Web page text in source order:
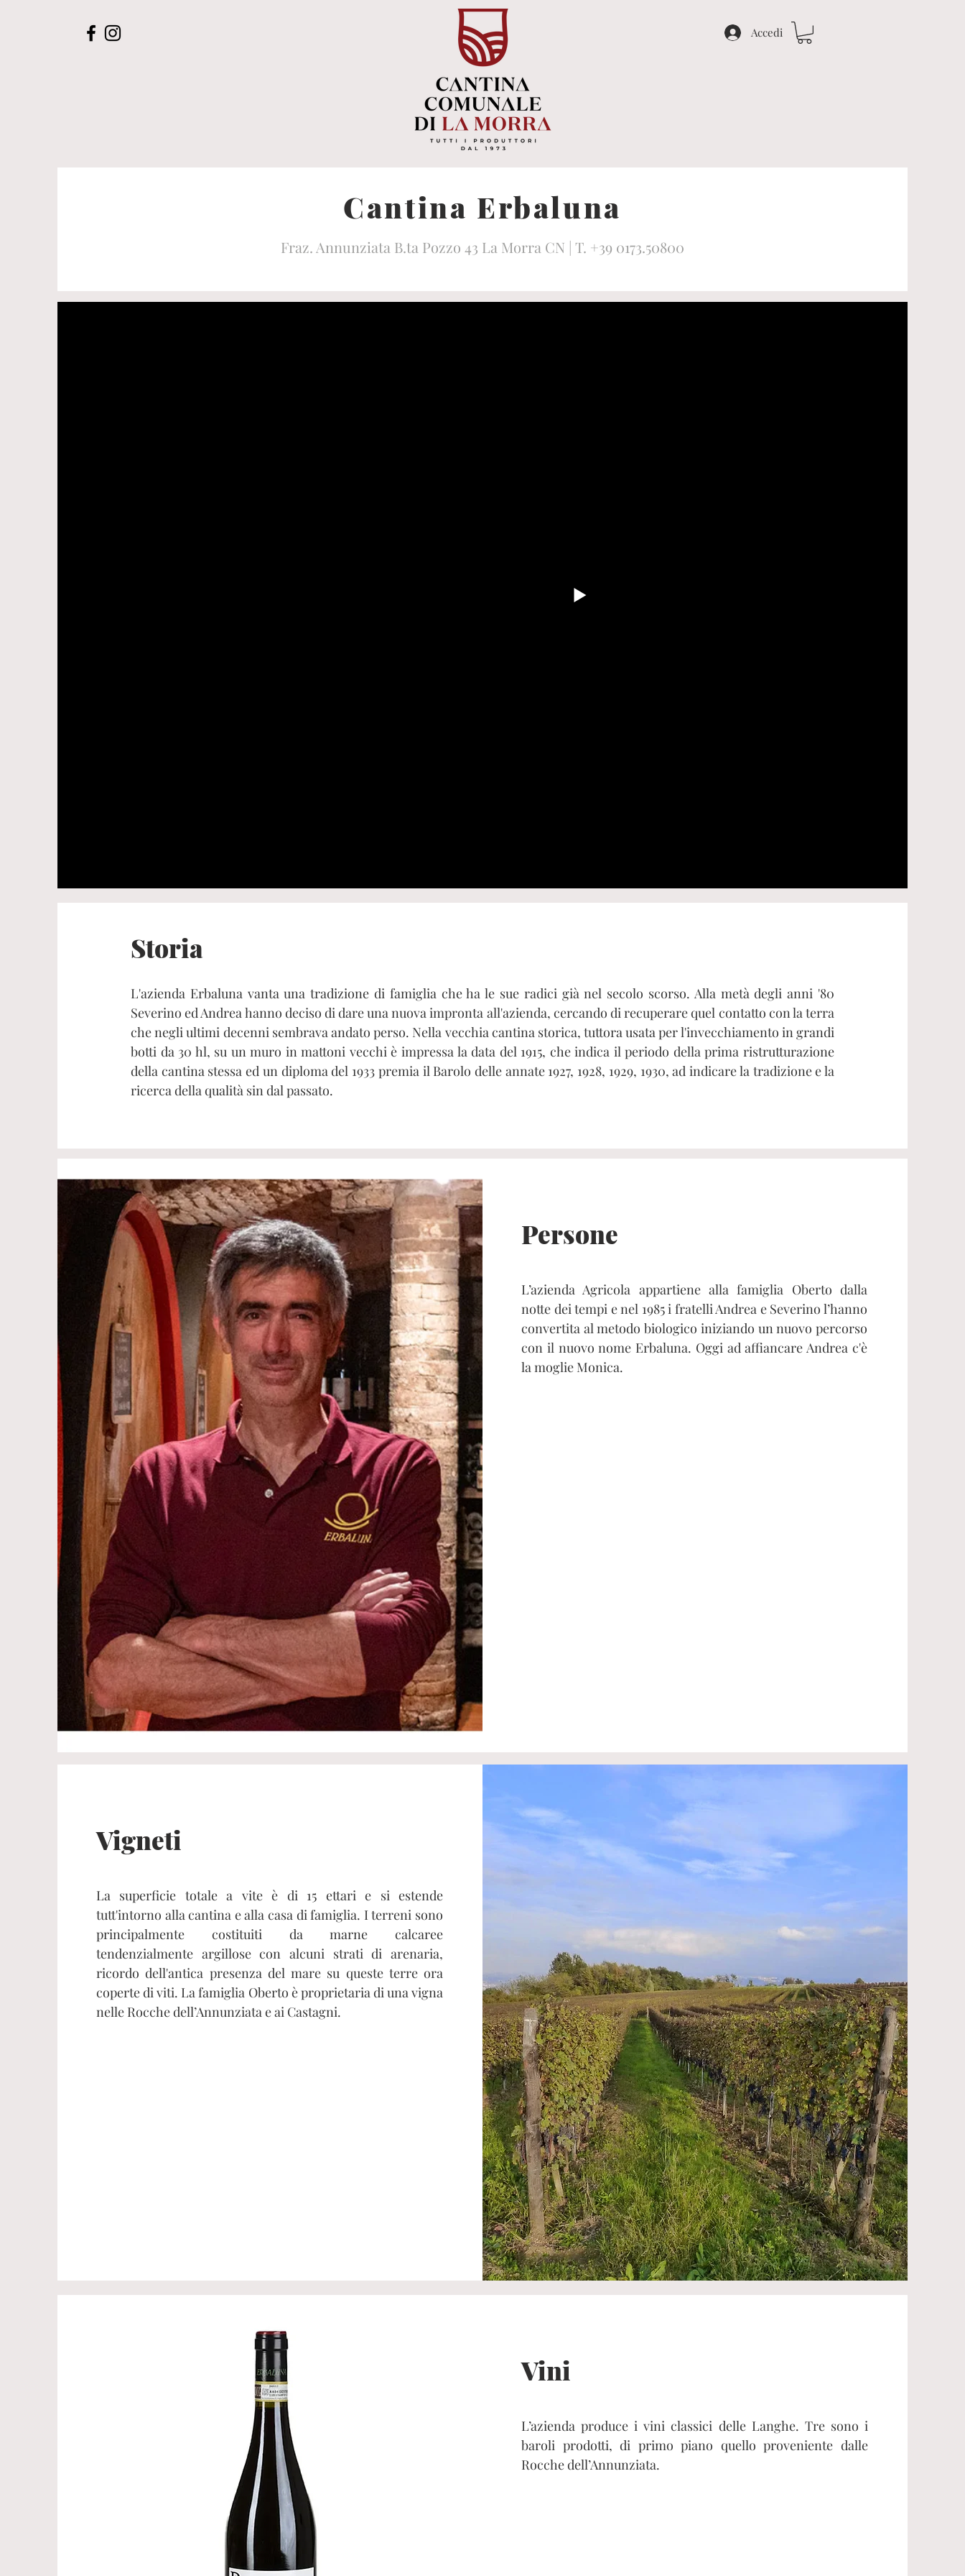
Accedi
Cantina Erbaluna
Fraz. Annunziata B.ta Pozzo 43 La Morra CN | T. +39 0173.50800
Storia
L'azienda Erbaluna vanta una tradizione di famiglia che ha le sue radici già nel secolo scorso. Alla metà degli anni '80
Severino ed Andrea hanno deciso di dare una nuova impronta all'azienda, cercando di recuperare quel contatto con la terra
che negli ultimi decenni sembrava andato perso. Nella vecchia cantina storica, tuttora usata per l'invecchiamento in grandi
botti da 30 hl, su un muro in mattoni vecchi è impressa la data del 1915, che indica il periodo della prima ristrutturazione
della cantina stessa ed un diploma del 1933 premia il Barolo delle annate 1927, 1928, 1929, 1930, ad indicare la tradizione e la
ricerca della qualità sin dal passato.
Persone
L’azienda Agricola appartiene alla famiglia Oberto dalla
notte dei tempi e nel 1985 i fratelli Andrea e Severino l’hanno
convertita al metodo biologico iniziando un nuovo percorso
con il nuovo nome Erbaluna. Oggi ad affiancare Andrea c'è
la moglie Monica.
Vigneti
La superficie totale a vite è di 15 ettari e si estende
tutt'intorno alla cantina e alla casa di famiglia. I terreni sono
principalmente costituiti da marne calcaree
tendenzialmente argillose con alcuni strati di arenaria,
ricordo dell'antica presenza del mare su queste terre ora
coperte di viti. La famiglia Oberto è proprietaria di una vigna
nelle Rocche dell’Annunziata e ai Castagni.
Vini
L’azienda produce i vini classici delle Langhe. Tre sono i
baroli prodotti, di primo piano quello proveniente dalle
Rocche dell’Annunziata.